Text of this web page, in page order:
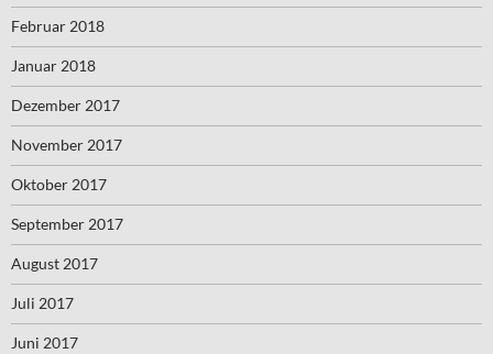
Februar 2018
Januar 2018
Dezember 2017
November 2017
Oktober 2017
September 2017
August 2017
Juli 2017
Juni 2017